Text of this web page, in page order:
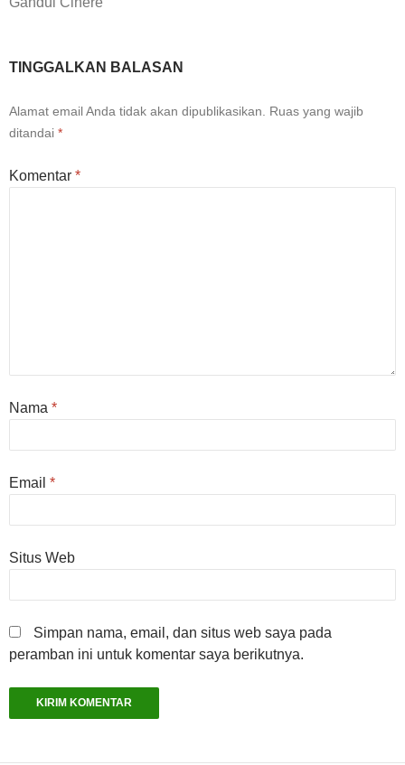
TINGGALKAN BALASAN
Alamat email Anda tidak akan dipublikasikan.
Ruas yang wajib
ditandai *
Komentar *
Nama *
Email *
Situs Web
Simpan nama, email, dan situs web saya pada
peramban ini untuk komentar saya berikutnya.